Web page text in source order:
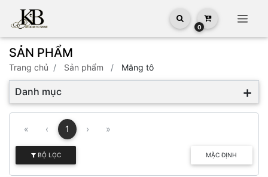
0
SẢN PHẨM
trang chủ sản phẩm Măng tô
Danh mục
« ‹ 1 › »
BỘ LỌC MẶC ĐỊNH